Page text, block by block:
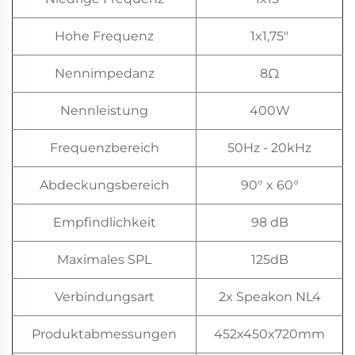
Hohe Frequenz 1x1,75"
Nennimpedanz 8Ω
Nennleistung 400W
Frequenzbereich 50Hz - 20kHz
Abdeckungsbereich 90° x 60°
Empfindlichkeit 98 dB
Maximales SPL 125dB
Verbindungsart 2x Speakon NL4
Produktabmessungen 452x450x720mm